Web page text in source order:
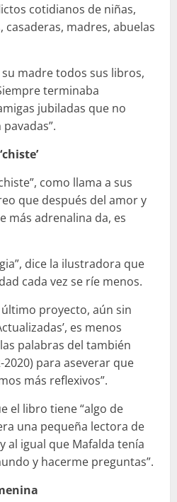
cotidianos de niñas,
casaderas, madres, abuelas
madre todos sus libros,
terminaba
jubiladas que no
como llama a sus
que después del amor y
más adrenalina da, es
dice la ilustradora que
cada vez se ríe menos.
proyecto, aún sin
es menos
palabras del también
para aseverar que
más reflexivos”.
el libro tiene “algo de
una pequeña lectora de
al igual que Mafalda tenía
y hacerme preguntas”.